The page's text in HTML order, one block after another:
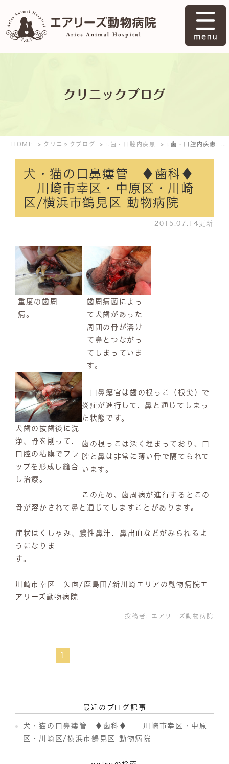
クリニックブログ
HOME クリニックブログ j.歯・口腔内疾患
犬・猫の口鼻瘻管 ♦歯科♦
川崎市幸区・中原区・川崎
区/横浜市鶴見区 動物病院
2015.07.14更新
重度の歯周
病。
歯周病菌によっ
て犬歯があった
周囲の骨が溶け
て鼻とつながっ
てしまっていま
す。
犬歯の抜歯後に洗
浄、骨を削って、
口腔の粘膜でフラ
ップを形成し縫合
し治療。
口鼻瘻官は歯の根っこ（根尖）で
炎症が進行して、鼻と通じてしまっ
た状態です。
歯の根っこは深く埋まっており、口
腔と鼻は非常に薄い骨で隔てられて
います。
このため、歯周病が進行するとこの
骨が溶かされて鼻と通じてしますことがあります。
症状はくしゃみ、膿性鼻汁、鼻出血などがみられるよ
うになりま
す
川崎市幸区 矢向/鹿島田/新川崎エリアの動物病院エ
アリーズ動物病院
投稿者: エアリーズ動物病院
1
最近のブログ記事
犬・猫の口鼻瘻管 ♦歯科♦ 川崎市幸区・中原
区・川崎区/横浜市鶴見区 動物病院